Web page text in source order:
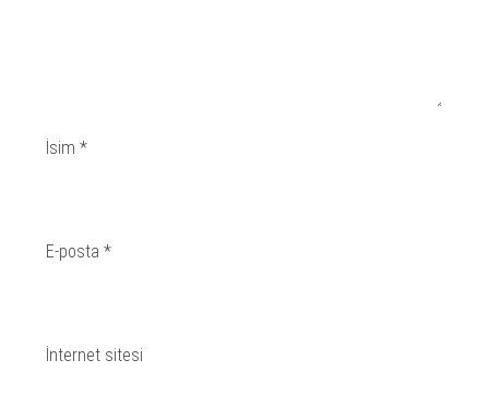
İsim*
E-posta*
İnternet sitesi